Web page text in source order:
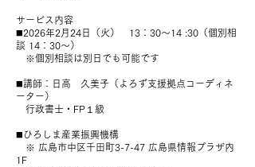
サービス内容
◼️2026年2月24日（火） 13：30〜14 :30（個別相
談 14：30〜）
※個別相談は別日でも可能です
◼️講師：日高 久美子（よろず支援拠点コーディネ
ーター）
行政書士・FP１級
◼️ひろしま産業振興機構
※ 広島市中区千田町3-7-47 広島県情報プラザ内
1F